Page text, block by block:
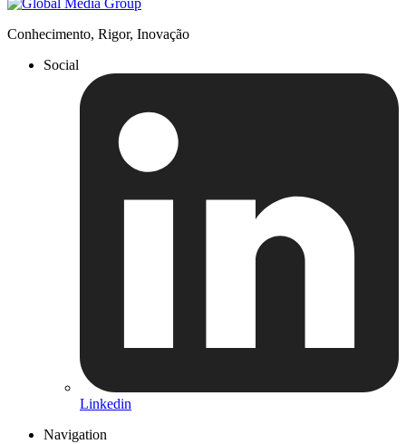
Conhecimento, Rigor, Inovação
Social
Linkedin
Navigation